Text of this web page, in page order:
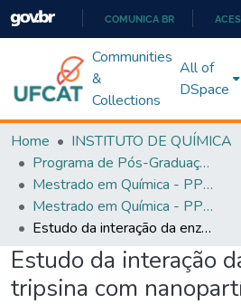
PARA
O
COMUNICA BR
Communities
&
Collections
All of
DSpace
Home
INSTITUTO DE QUÍMICA
Programa de Pós-Graduação em Química - PPGQ
Mestrado em Química - PPGQ
Mestrado em Química - PPGQ
Estudo da interação da enzima tripsina com nanopartículas de ouro
Estudo da interação
tripsina com